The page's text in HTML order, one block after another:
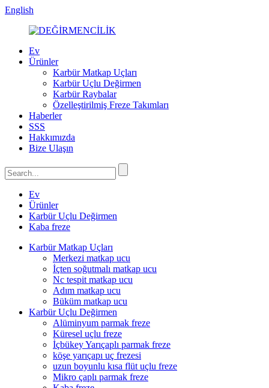
English
Ev
Ürünler
Karbür Matkap Uçları
Karbür Uçlu Değirmen
Karbür Raybalar
Özelleştirilmiş Freze Takımları
Haberler
SSS
Hakkımızda
Bize Ulaşın
Ev
Ürünler
Karbür Uçlu Değirmen
Kaba freze
Karbür Matkap Uçları
Merkezi matkap ucu
İçten soğutmalı matkap ucu
Nc tespit matkap ucu
Adım matkap ucu
Büküm matkap ucu
Karbür Uçlu Değirmen
Alüminyum parmak freze
Küresel uçlu freze
İçbükey Yarıçaplı parmak freze
köşe yarıçapı uç frezesi
uzun boyunlu kısa flüt uçlu freze
Mikro çaplı parmak freze